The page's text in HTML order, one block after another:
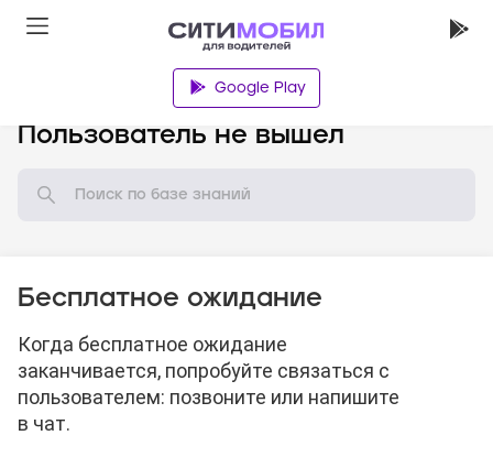
Google Play
Пользователь не вышел
Бесплатное ожидание
Когда бесплатное ожидание
заканчивается, попробуйте связаться с
пользователем: позвоните или напишите
в чат.